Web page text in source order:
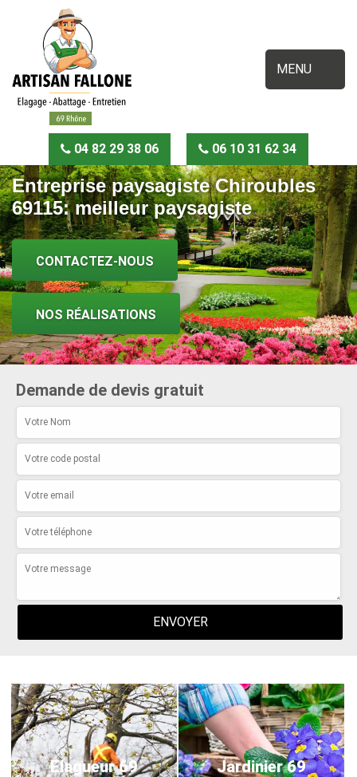
MENU
04 82 29 38 06 06 10 31 62 34
Entreprise paysagiste Chiroubles
69115: meilleur paysagiste
CONTACTEZ-NOUS
NOS RÉALISATIONS
Demande de devis gratuit
Elagueur 69 Jardinier 69